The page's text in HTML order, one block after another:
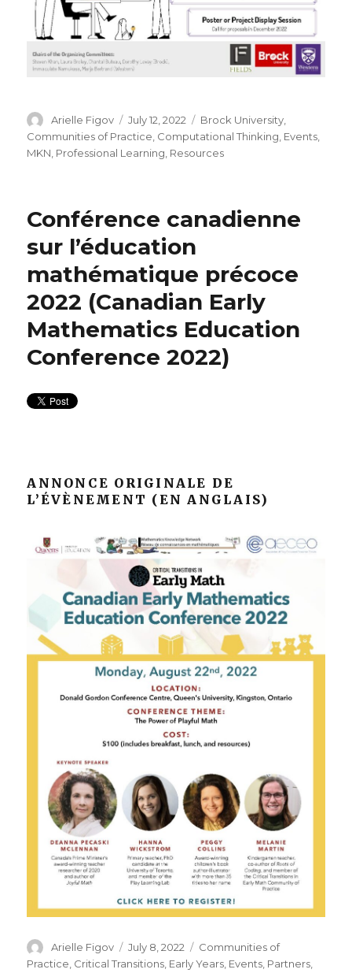
Author
Arielle Figov
Posted
on
July 12, 2022 Categories
Brock University
Communities of Practice Computational Thinking Events
MKN Professional Learning Resources
Conférence canadienne
sur l’éducation
mathématique précoce
2022 (Canadian Early
Mathematics Education
Conference 2022)
ANNONCE ORIGINALE DE
L’ÉVÈNEMENT (EN ANGLAIS)
Author
Arielle Figov
Posted
on
July 8, 2022 Categories
Communities of
Practice Critical Transitions Early Years Events Partners